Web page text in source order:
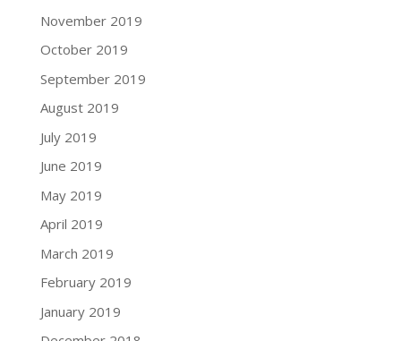
November 2019
October 2019
September 2019
August 2019
July 2019
June 2019
May 2019
April 2019
March 2019
February 2019
January 2019